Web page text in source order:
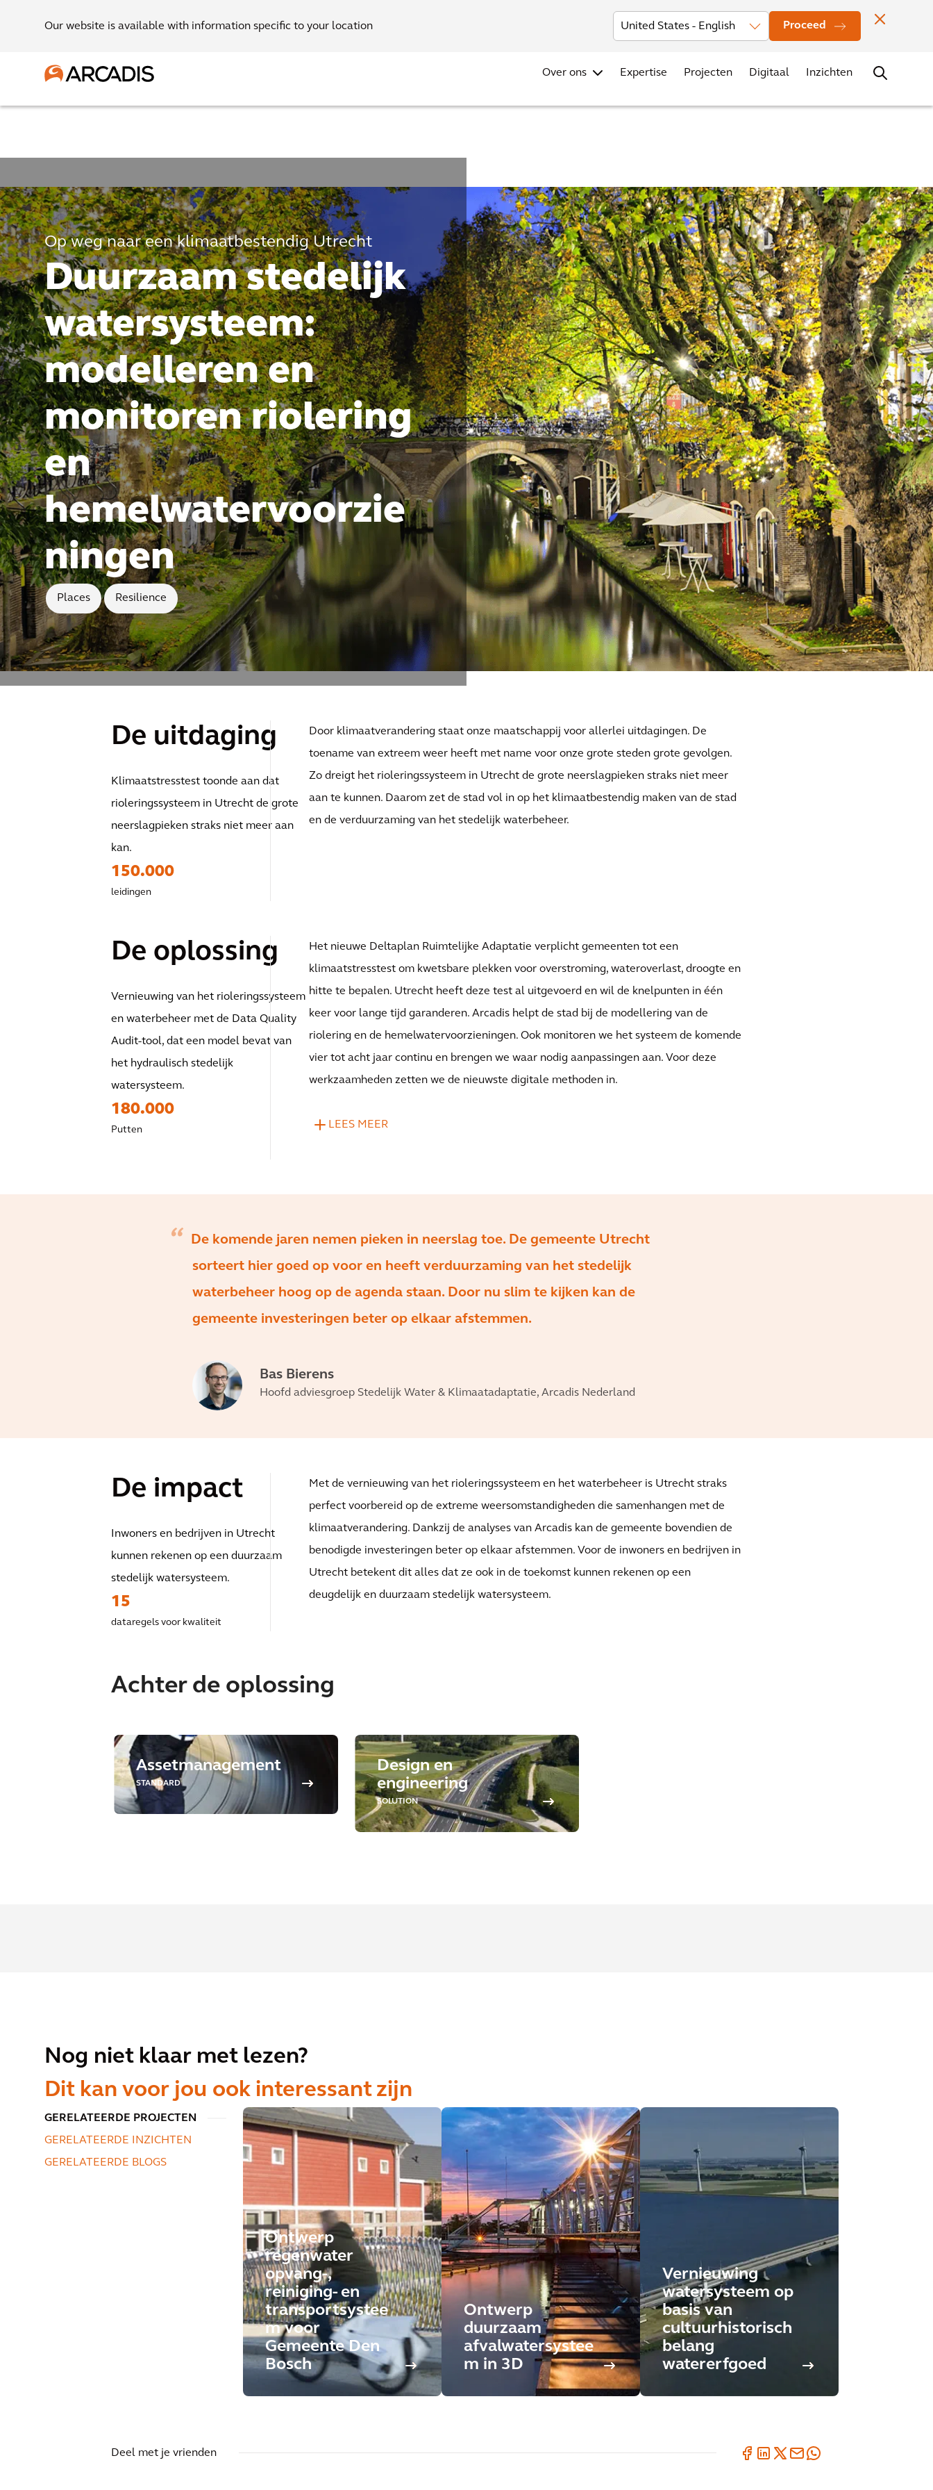
Our website is available with information specific to your location Proceed
Investors Nieuws Evenementen Vestigingen Contact
Over ons Expertise Projecten Digitaal Inzichten
Op weg naar een klimaatbestendig Utrecht
Duurzaam stedelijk
watersysteem:
modelleren en
monitoren riolering
en
hemelwatervoorzie
ningen
Places Resilience
De uitdaging
Klimaatstresstest toonde aan dat
rioleringssysteem in Utrecht de grote
neerslagpieken straks niet meer aan
kan.
150.000
leidingen
Door klimaatverandering staat onze maatschappij voor allerlei uitdagingen. De
toename van extreem weer heeft met name voor onze grote steden grote gevolgen.
Zo dreigt het rioleringssysteem in Utrecht de grote neerslagpieken straks niet meer
aan te kunnen. Daarom zet de stad vol in op het klimaatbestendig maken van de stad
en de verduurzaming van het stedelijk waterbeheer.
De oplossing
Vernieuwing van het rioleringssysteem
en waterbeheer met de Data Quality
Audit-tool, dat een model bevat van
het hydraulisch stedelijk
watersysteem.
180.000
Putten
Het nieuwe Deltaplan Ruimtelijke Adaptatie verplicht gemeenten tot een
klimaatstresstest om kwetsbare plekken voor overstroming, wateroverlast, droogte en
hitte te bepalen. Utrecht heeft deze test al uitgevoerd en wil de knelpunten in één
keer voor lange tijd garanderen. Arcadis helpt de stad bij de modellering van de
riolering en de hemelwatervoorzieningen. Ook monitoren we het systeem de komende
vier tot acht jaar continu en brengen we waar nodig aanpassingen aan. Voor deze
werkzaamheden zetten we de nieuwste digitale methoden in.
LEES MEER
De komende jaren nemen pieken in neerslag toe. De gemeente Utrecht
sorteert hier goed op voor en heeft verduurzaming van het stedelijk
waterbeheer hoog op de agenda staan. Door nu slim te kijken kan de
gemeente investeringen beter op elkaar afstemmen.
Bas Bierens
Hoofd adviesgroep Stedelijk Water & Klimaatadaptatie, Arcadis Nederland
De impact
Inwoners en bedrijven in Utrecht
kunnen rekenen op een duurzaam
stedelijk watersysteem.
15
dataregels voor kwaliteit
Met de vernieuwing van het rioleringssysteem en het waterbeheer is Utrecht straks
perfect voorbereid op de extreme weersomstandigheden die samenhangen met de
klimaatverandering. Dankzij de analyses van Arcadis kan de gemeente bovendien de
benodigde investeringen beter op elkaar afstemmen. Voor de inwoners en bedrijven in
Utrecht betekent dit alles dat ze ook in de toekomst kunnen rekenen op een
deugdelijk en duurzaam stedelijk watersysteem.
Achter de oplossing
Assetmanagement
STANDARD
Design en
engineering
SOLUTION
Nog niet klaar met lezen?
Dit kan voor jou ook interessant zijn
GERELATEERDE PROJECTEN
GERELATEERDE INZICHTEN
GERELATEERDE BLOGS
Ontwerp
regenwater
opvang-,
reiniging- en
transportsystee
m voor
Gemeente Den
Bosch
Ontwerp
duurzaam
afvalwatersystee
m in 3D
Vernieuwing
watersysteem op
basis van
cultuurhistorisch
belang
watererfgoed
Deel met je vrienden